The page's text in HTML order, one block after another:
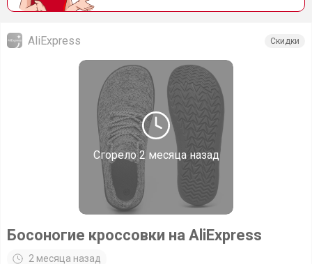
Сгорело2 месяца назад
AliExpress Скидки
Босоногие кроссовки на AliExpress
2 месяца назад